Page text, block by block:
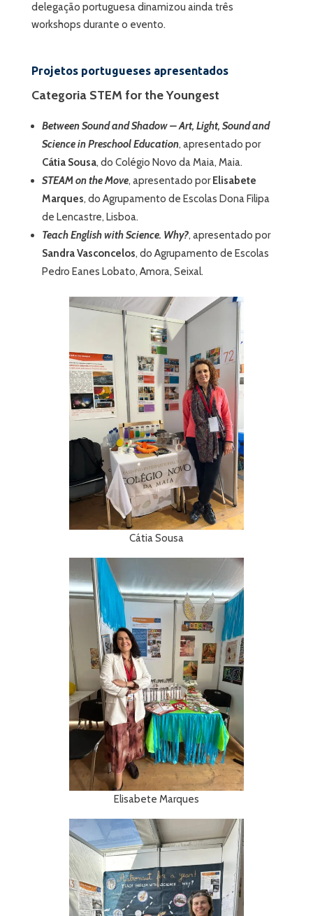
delegação portuguesa dinamizou ainda três
workshops durante o evento.
Projetos portugueses apresentados
Categoria STEM for the Youngest
Between Sound and Shadow – Art, Light, Sound and
Science in Preschool Education, apresentado por
Cátia Sousa, do Colégio Novo da Maia, Maia.
STEAM on the Move, apresentado porElisabete
Marques, do Agrupamento de Escolas Dona Filipa
de Lencastre, Lisboa.
Teach English with Science. Why?, apresentado por
Sandra Vasconcelos, do Agrupamento de Escolas
Pedro Eanes Lobato, Amora, Seixal.
Cátia Sousa
Elisabete Marques